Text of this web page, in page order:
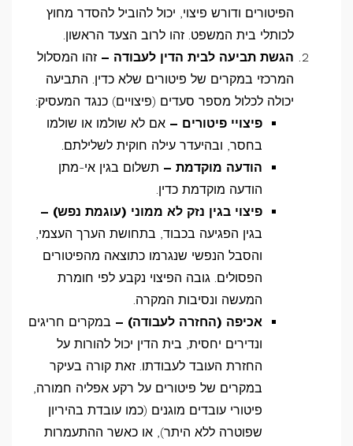
הפיטורים ודורש פיצוי, יכול להוביל להסדר מחוץ
לכותלי בית המשפט. זהו לרוב הצעד הראשון.
הגשת תביעה לבית הדין לעבודה – זהו המסלול
המרכזי במקרים של פיטורים שלא כדין. התביעה
יכולה לכלול מספר סעדים (פיצויים) כנגד המעסיק:
פיצויי פיטורים – אם לא שולמו או שולמו
בחסר, ובהיעדר עילה חוקית לשלילתם.
הודעה מוקדמת – תשלום בגין אי-מתן
הודעה מוקדמת כדין.
פיצוי בגין נזק לא ממוני (עוגמת נפש) –
בגין הפגיעה בכבוד, בתחושת הערך העצמי,
והסבל הנפשי שנגרמו כתוצאה מהפיטורים
הפסולים. גובה הפיצוי נקבע לפי חומרת
המעשה ונסיבות המקרה.
אכיפה (החזרה לעבודה) – במקרים חריגים
ונדירים יחסית, בית הדין יכול להורות על
החזרת העובד לעבודתו. זאת קורה בעיקר
במקרים של פיטורים על רקע אפליה חמורה,
פיטורי עובדים מוגנים (כמו עובדת בהיריון
שפוטרה ללא היתר), או כאשר ההתעמרות